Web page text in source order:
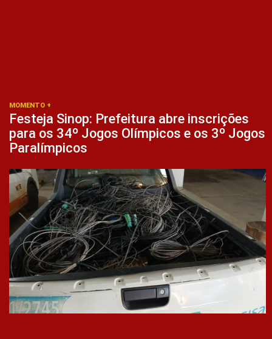
MOMENTO +
Festeja Sinop: Prefeitura abre inscrições
para os 34º Jogos Olímpicos e os 3º Jogos
Paralímpicos